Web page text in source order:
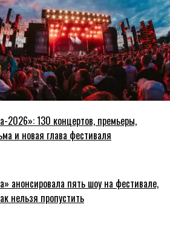
2026»: 130 концертов, премьеры,
и новая глава фестиваля
анонсировала пять шоу на фестивале,
нельзя пропустить